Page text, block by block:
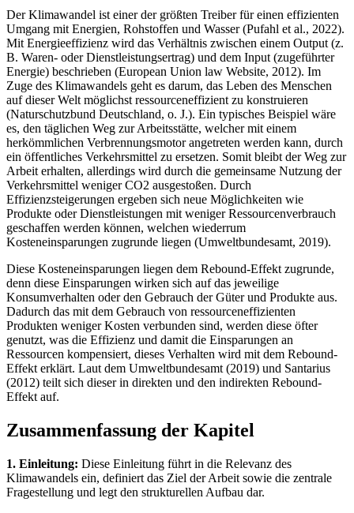
Der Klimawandel ist einer der größten Treiber für einen effizienten
Umgang mit Energien, Rohstoffen und Wasser (Pufahl et al., 2022).
Mit Energieeffizienz wird das Verhältnis zwischen einem Output (z.
B. Waren- oder Dienstleistungsertrag) und dem Input (zugeführter
Energie) beschrieben (European Union law Website, 2012). Im
Zuge des Klimawandels geht es darum, das Leben des Menschen
auf dieser Welt möglichst ressourceneffizient zu konstruieren
(Naturschutzbund Deutschland, o. J.). Ein typisches Beispiel wäre
es, den täglichen Weg zur Arbeitsstätte, welcher mit einem
herkömmlichen Verbrennungsmotor angetreten werden kann, durch
ein öffentliches Verkehrsmittel zu ersetzen. Somit bleibt der Weg zur
Arbeit erhalten, allerdings wird durch die gemeinsame Nutzung der
Verkehrsmittel weniger CO2 ausgestoßen. Durch
Effizienzsteigerungen ergeben sich neue Möglichkeiten wie
Produkte oder Dienstleistungen mit weniger Ressourcenverbrauch
geschaffen werden können, welchen wiederrum
Kosteneinsparungen zugrunde liegen (Umweltbundesamt, 2019).
Diese Kosteneinsparungen liegen dem Rebound-Effekt zugrunde,
denn diese Einsparungen wirken sich auf das jeweilige
Konsumverhalten oder den Gebrauch der Güter und Produkte aus.
Dadurch das mit dem Gebrauch von ressourceneffizienten
Produkten weniger Kosten verbunden sind, werden diese öfter
genutzt, was die Effizienz und damit die Einsparungen an
Ressourcen kompensiert, dieses Verhalten wird mit dem Rebound-
Effekt erklärt. Laut dem Umweltbundesamt (2019) und Santarius
(2012) teilt sich dieser in direkten und den indirekten Rebound-
Effekt auf.
Zusammenfassung der Kapitel
1. Einleitung: Diese Einleitung führt in die Relevanz des
Klimawandels ein, definiert das Ziel der Arbeit sowie die zentrale
Fragestellung und legt den strukturellen Aufbau dar.